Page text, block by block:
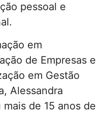
pessoal e
em
de Empresas e
em Gestão
Alessandra
mais de 15 anos de